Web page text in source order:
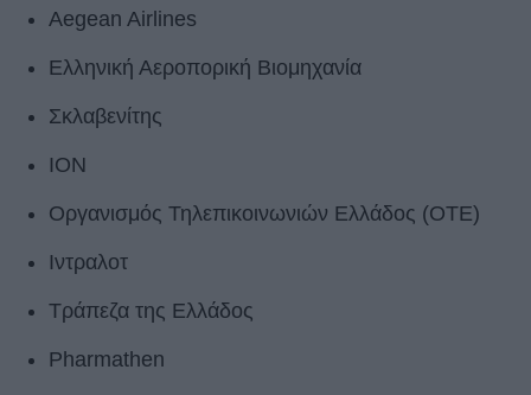
Aegean Airlines
Ελληνική Αεροπορική Βιομηχανία
Σκλαβενίτης
ΙΟΝ
Οργανισμός Τηλεπικοινωνιών Ελλάδος (OTE)
Ιντραλοτ
Τράπεζα της Ελλάδος
Pharmathen